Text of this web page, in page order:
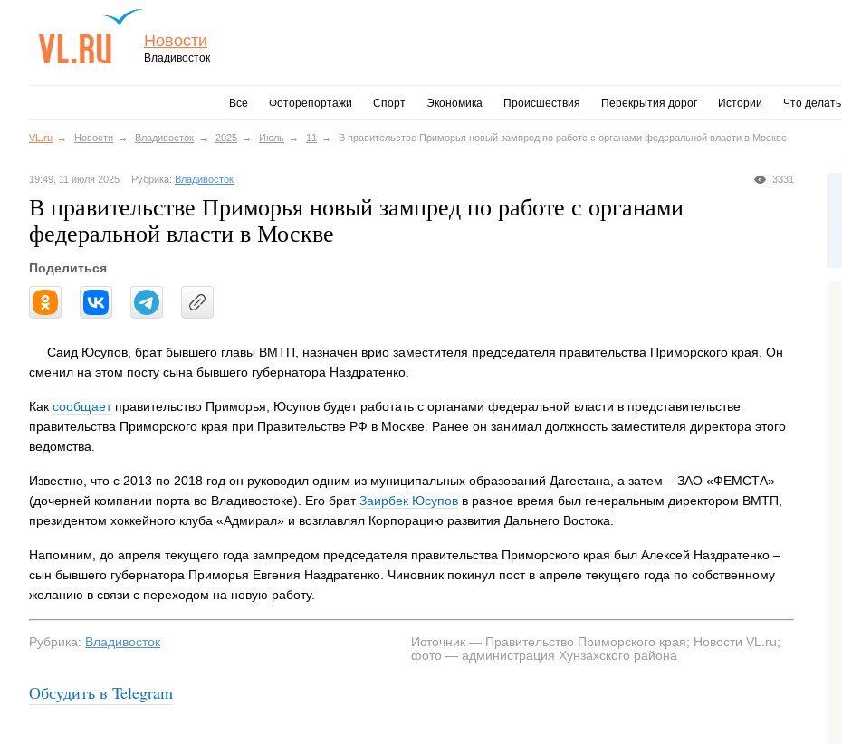
Новости
Владивосток
Все Фоторепортажи Спорт Экономика Происшествия Перекрытия дорог Истории Что делать
VL.ru Новости Владивосток 2025 Июль 11 В правительстве Приморья новый зампред по работе с органами федеральной власти в Москве
3331
19:49, 11 июля 2025 Рубрика: Владивосток
В правительстве Приморья новый зампред по работе с органами
федеральной власти в Москве
Поделиться
Саид Юсупов, брат бывшего главы ВМТП, назначен врио заместителя председателя правительства Приморского края. Он
сменил на этом посту сына бывшего губернатора Наздратенко.
Как сообщаетправительство Приморья, Юсупов будет работать с органами федеральной власти в представительстве
правительства Приморского края при Правительстве РФ в Москве. Ранее он занимал должность заместителя директора этого
ведомства.
Известно, что с 2013 по 2018 год он руководил одним из муниципальных образований Дагестана, а затем – ЗАО «ФЕМСТА»
(дочерней компании порта во Владивостоке). Его братЗаирбек Юсупов в разное время был генеральным директором ВМТП,
президентом хоккейного клуба «Адмирал» и возглавлял Корпорацию развития Дальнего Востока.
Напомним, до апреля текущего года зампредом председателя правительства Приморского края был Алексей Наздратенко –
сын бывшего губернатора Приморья Евгения Наздратенко. Чиновник покинул пост в апреле текущего года по собственному
желанию в связи с переходом на новую работу.
Рубрика: Владивосток
Источник — Правительство Приморского края; Новости VL.ru;
фото — администрация Хунзахского района
Обсудить в Telegram